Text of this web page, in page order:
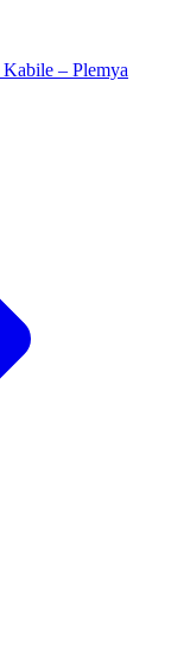
Kabile – Plemya